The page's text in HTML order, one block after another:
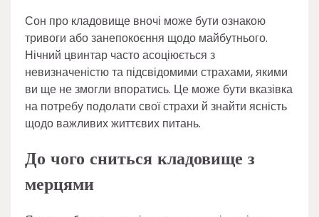
Сон про кладовище вночі може бути ознакою
тривоги або занепокоєння щодо майбутнього.
Нічний цвинтар часто асоціюється з
невизначеністю та підсвідомими страхами, якими
ви ще не змогли впоратись. Це може бути вказівка
на потребу подолати свої страхи й знайти ясність
щодо важливих життєвих питань.
До чого сниться кладовище з
мерцями